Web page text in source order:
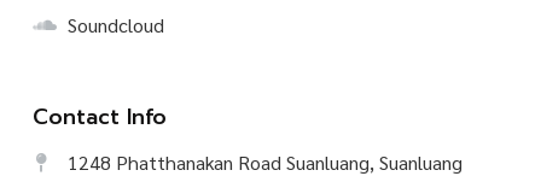
Soundcloud
Contact Info
1248 Phatthanakan Road Suanluang, Suanluang